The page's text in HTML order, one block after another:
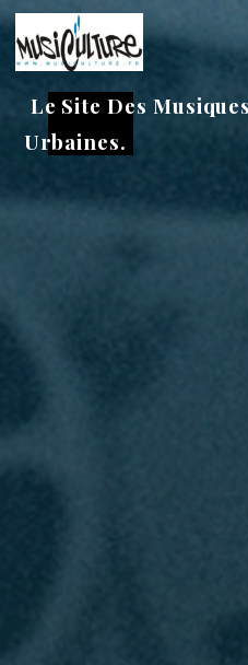
Aller
au
contenu
Le Site Des
Urbaines.